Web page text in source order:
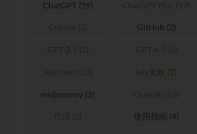
ChatGPT(59)
GitHub (2)
GPT-3.5 (2)
key无效 (2)
midjourney (3)
使用指南 (4)